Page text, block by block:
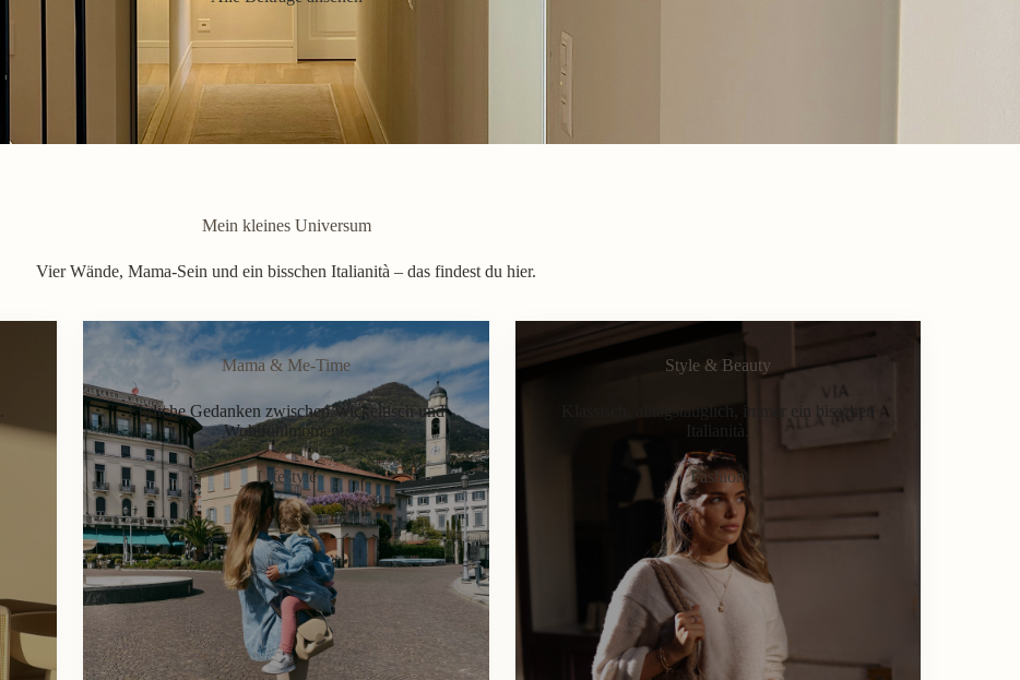
Mein kleines Universum
Vier Wände, Mama-Sein und ein bisschen Italianità – das findest du hier.
Mama & Me-Time
Ehrliche Gedanken zwischen Wickeltisch und
Wohlfühlmoment.
Lifestyle
Style & Beauty
Klassisch, alltagstauglich, immer ein bisschen
Italianità.
Fashion